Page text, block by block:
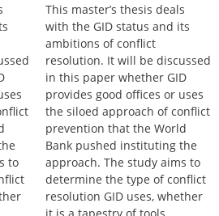
to
This master’s thesis deals
with the GID status and its
ambitions of conflict
resolution. It will be discussed
in this paper whether GID
provides good offices or uses
the siloed approach of conflict
prevention that the World
Bank pushed instituting the
approach. The study aims to
determine the type of conflict
resolution GID uses, whether
it is a tapestry of tools